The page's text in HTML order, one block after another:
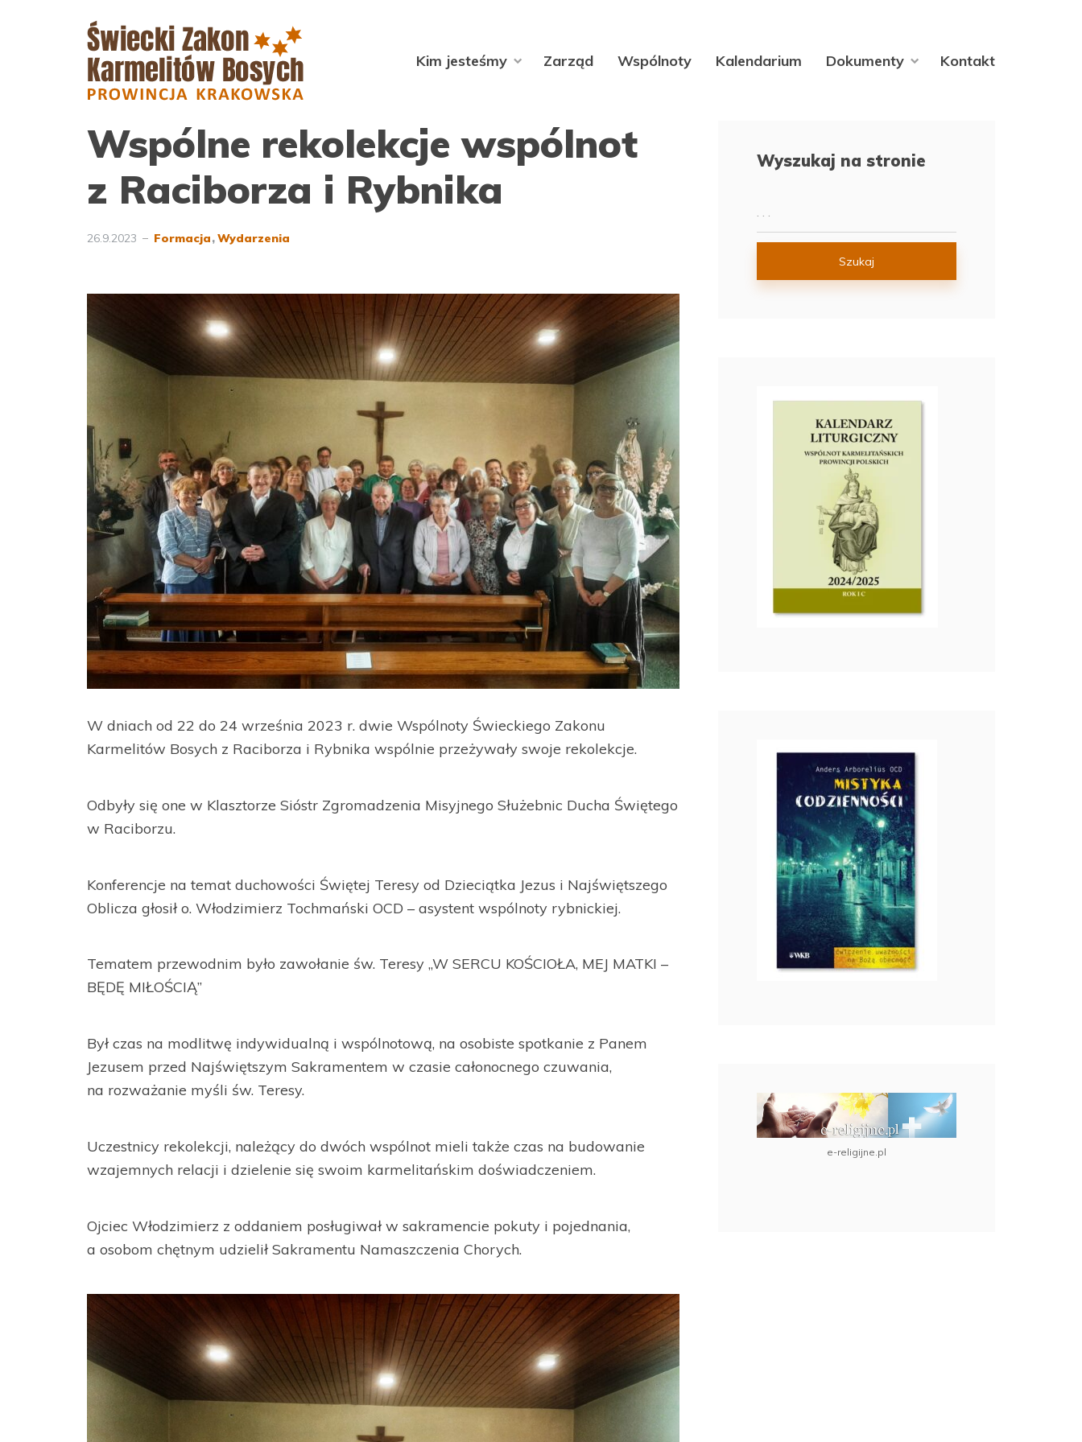
Kim jesteśmy Zarząd Wspólnoty Kalendarium Dokumenty Kontakt
Wspólne rekolekcje wspólnot
z Raciborza i Rybnika
26.9.2023 Formacja Wydarzenia
W dniach od 22 do 24 września 2023 r. dwie Wspólnoty Świeckiego Zakonu
Karmelitów Bosych z Raciborza i Rybnika wspólnie przeżywały swoje rekolekcje.
Odbyły się one w Klasztorze Sióstr Zgromadzenia Misyjnego Służebnic Ducha Świętego
w Raciborzu.
Konferencje na temat duchowości Świętej Teresy od Dzieciątka Jezus i Najświętszego
Oblicza głosił o. Włodzimierz Tochmański OCD – asystent wspólnoty rybnickiej.
Tematem przewodnim było zawołanie św. Teresy „W SERCU KOŚCIOŁA, MEJ MATKI –
BĘDĘ MIŁOŚCIĄ”
Był czas na modlitwę indywidualną i wspólnotową, na osobiste spotkanie z Panem
Jezusem przed Najświętszym Sakramentem w czasie całonocnego czuwania,
na rozważanie myśli św. Teresy.
Uczestnicy rekolekcji, należący do dwóch wspólnot mieli także czas na budowanie
wzajemnych relacji i dzielenie się swoim karmelitańskim doświadczeniem.
Ojciec Włodzimierz z oddaniem posługiwał w sakramencie pokuty i pojednania,
a osobom chętnym udzielił Sakramentu Namaszczenia Chorych.
Wyszukaj na stronie
Szukaj
e-religijne.pl